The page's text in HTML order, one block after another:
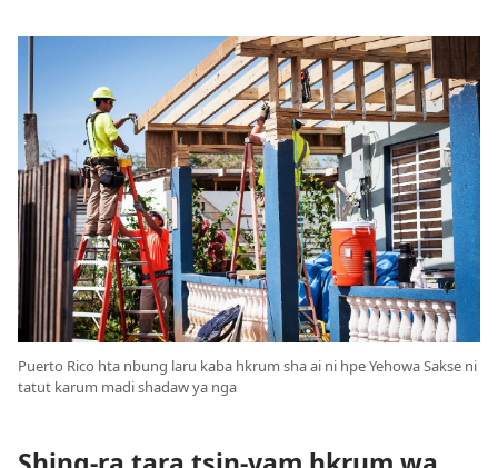
Puerto Rico hta nbung laru kaba hkrum sha ai ni hpe Yehowa Sakse ni
tatut karum madi shadaw ya nga